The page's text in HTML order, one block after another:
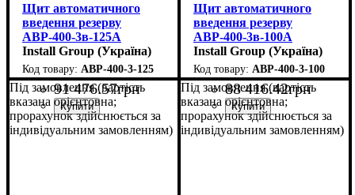
Щит автоматичного
введення резерву
АВР-400-3в-125А
Install Group (Україна)
АВР-400-3-125
91 476.57грн
Щит автоматичного
введення резерву
АВР-400-3в-100А
Install Group (Україна)
АВР-400-3-100
88 416.42грн
Під замовлення (вартість
вказана орієнтовна;
прорахунок здійснюється за
індивідуальним замовленням)
Під замовлення (вартість
вказана орієнтовна;
прорахунок здійснюється за
індивідуальним замовленням)